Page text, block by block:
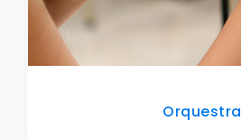
Orquestra